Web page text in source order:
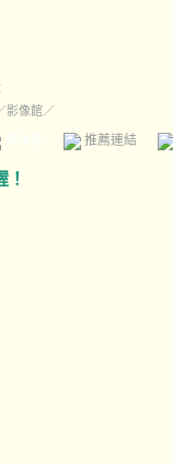
影像館／
影像館 推薦連結